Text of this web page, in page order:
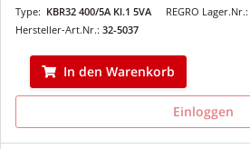
REGRO Lager.Nr.:
Type: KBR32 400/5A Kl.1 5VA
Hersteller-Art.Nr.: 32-5037
In den Warenkorb
Einloggen